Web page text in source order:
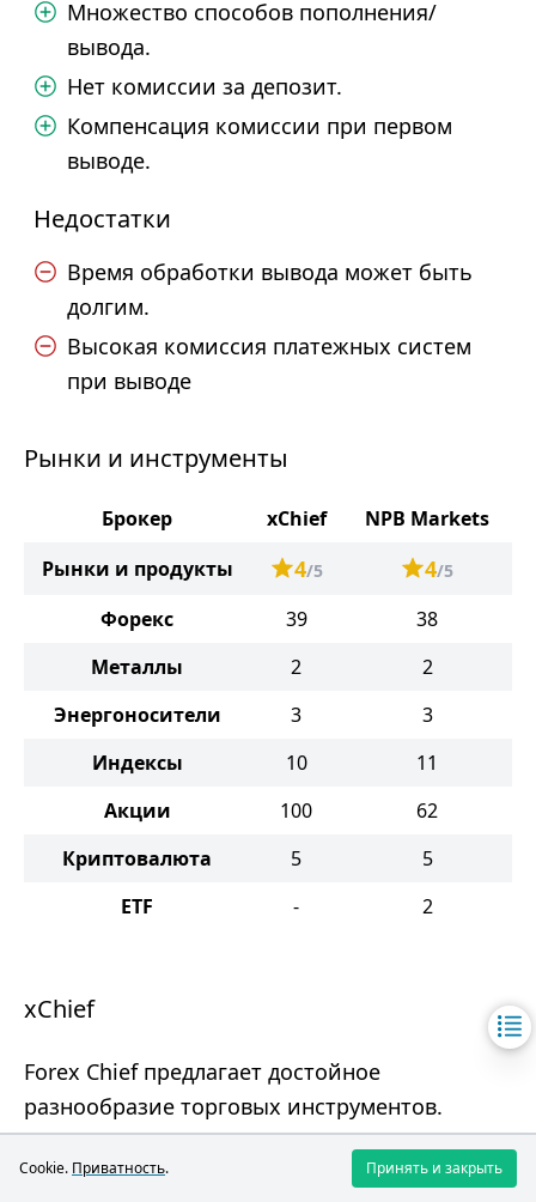
Множество способов пополнения/
вывода.
Нет комиссии за депозит.
Компенсация комиссии при первом
выводе.
Недостатки
Время обработки вывода может быть
долгим.
Высокая комиссия платежных систем
при выводе
Рынки и инструменты
Брокер xChief
NPB Markets
Рынки и продукты
4/5 4/5
Форекс 39
38
Металлы
2
2
Энергоносители
3
3
Индексы
10
11
Акции
100
62
Криптовалюта
5
5
ETF
- 2
xChief
Forex Chief предлагает достойное
разнообразие торговых инструментов.
Преимущества
Cookie. Приватность. Принять и закрыть